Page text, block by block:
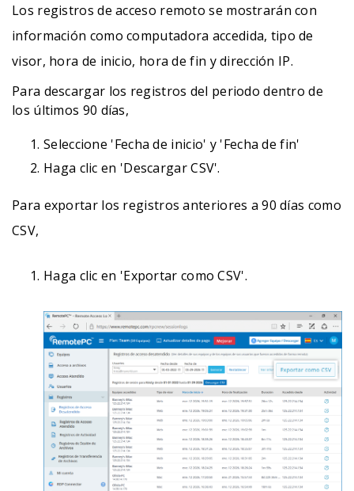
Los registros de acceso remoto se mostrarán con
información como computadora accedida, tipo de
visor, hora de inicio, hora de fin y dirección IP.
Para descargar los registros del periodo dentro de
los últimos 90 días,
Seleccione 'Fecha de inicio' y 'Fecha de fin'
Haga clic en 'Descargar CSV'.
Para exportar los registros anteriores a 90 días como
CSV,
Haga clic en 'Exportar como CSV'.